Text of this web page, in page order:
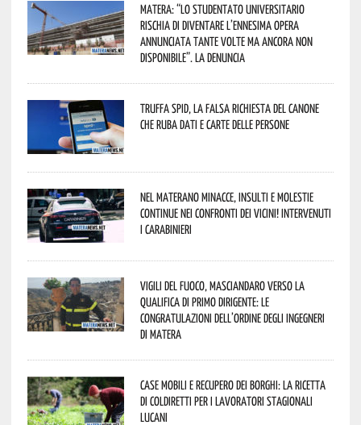
Matera: “Lo studentato universitario
rischia di diventare l’ennesima opera
annunciata tante volte ma ancora non
disponibile”. La denuncia
Truffa Spid, la falsa richiesta del canone
che ruba dati e carte delle persone
Nel materano minacce, insulti e molestie
continue nei confronti dei vicini! Intervenuti
i Carabinieri
Vigili del Fuoco, Masciandaro verso la
qualifica di Primo Dirigente: le
congratulazioni dell’Ordine degli Ingegneri
di Matera
Case mobili e recupero dei borghi: la ricetta
di Coldiretti per i lavoratori stagionali
lucani